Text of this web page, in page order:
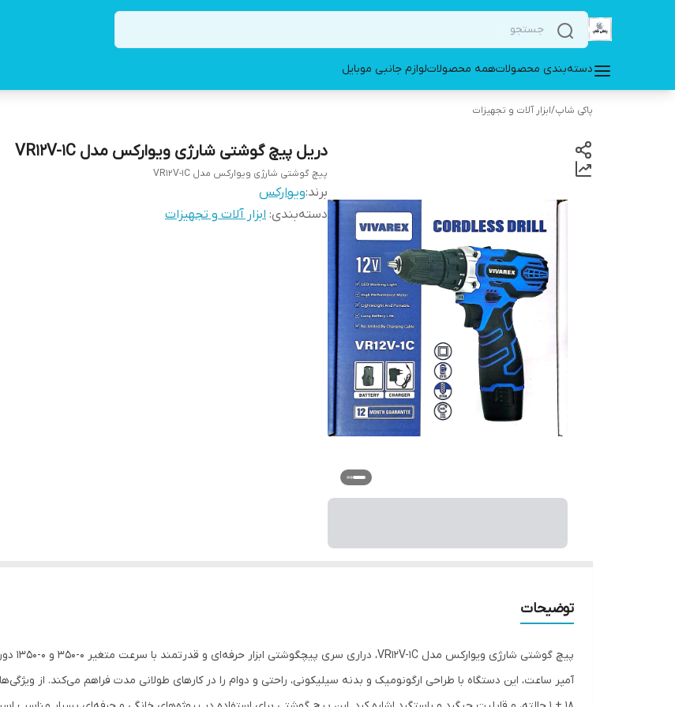
دسته‌بندی محصولاتهمه محصولاتلوازم جانبی موبایل
پاکی شاپ/ابزار آلات و تجهیزات
دریل پیچ گوشتی شارژی ویوارکس مدل VR12V-1C
پیچ گوشتی شارژی ویوارکس مدل VR12V-1C
برند:ویوارکس
دسته‌بندی: ابزار آلات و تجهیزات
توضیحات